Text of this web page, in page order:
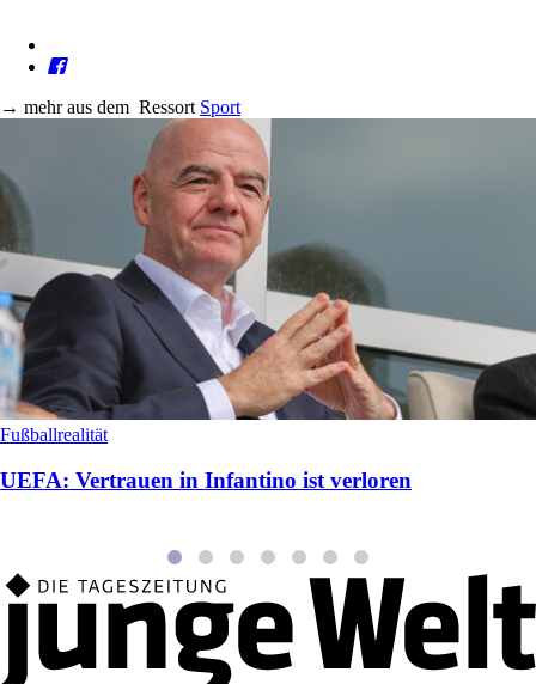
→ mehr aus dem Ressort Sport
Fußballrealität
UEFA: Vertrauen in Infantino ist verloren